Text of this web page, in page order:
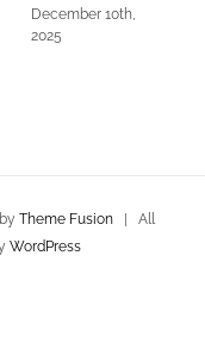
December 10th,
2025
Theme Fusion| All
WordPress